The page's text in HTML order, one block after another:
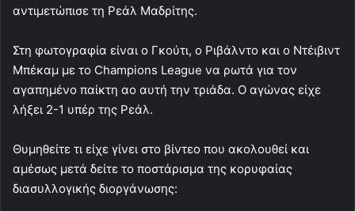
αντιμετώπισε τη Ρεάλ Μαδρίτης.
Στη φωτογραφία είναι ο Γκούτι, ο Ριβάλντο και ο Ντέιβιντ
Μπέκαμ με το Champions League να ρωτά για τον
αγαπημένο παίκτη αο αυτή την τριάδα. Ο αγώνας είχε
λήξει 2-1 υπέρ της Ρεάλ.
Θυμηθείτε τι είχε γίνει στο βίντεο που ακολουθεί και
αμέσως μετά δείτε το ποστάρισμα της κορυφαίας
διασυλλογικής διοργάνωσης: